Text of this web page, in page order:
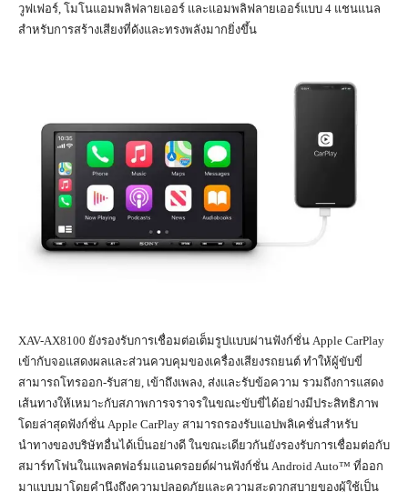
วูฟเฟอร์, โมโนแอมพลิฟลายเออร์ และแอมพลิฟลายเออร์แบบ 4 แชนแนล
สำหรับการสร้างเสียงที่ดังและทรงพลังมากยิ่งขึ้น
XAV-AX8100 ยังรองรับการเชื่อมต่อเต็มรูปแบบผ่านฟังก์ชั่น Apple CarPlay
เข้ากับจอแสดงผลและส่วนควบคุมของเครื่องเสียงรถยนต์ ทำให้ผู้ขับขี่
สามารถโทรออก-รับสาย, เข้าถึงเพลง, ส่งและรับข้อความ รวมถึงการแสดง
เส้นทางให้เหมาะกับสภาพการจราจรในขณะขับขี่ได้อย่างมีประสิทธิภาพ
โดยล่าสุดฟังก์ชั่น Apple CarPlay สามารถรองรับแอปพลิเคชั่นสำหรับ
นำทางของบริษัทอื่นได้เป็นอย่างดี ในขณะเดียวกันยังรองรับการเชื่อมต่อกับ
สมาร์ทโฟนในแพลตฟอร์มแอนดรอยด์ผ่านฟังก์ชั่น Android Auto™ ที่ออก
มาแบบมาโดยคำนึงถึงความปลอดภัยและความสะดวกสบายของผู้ใช้เป็น